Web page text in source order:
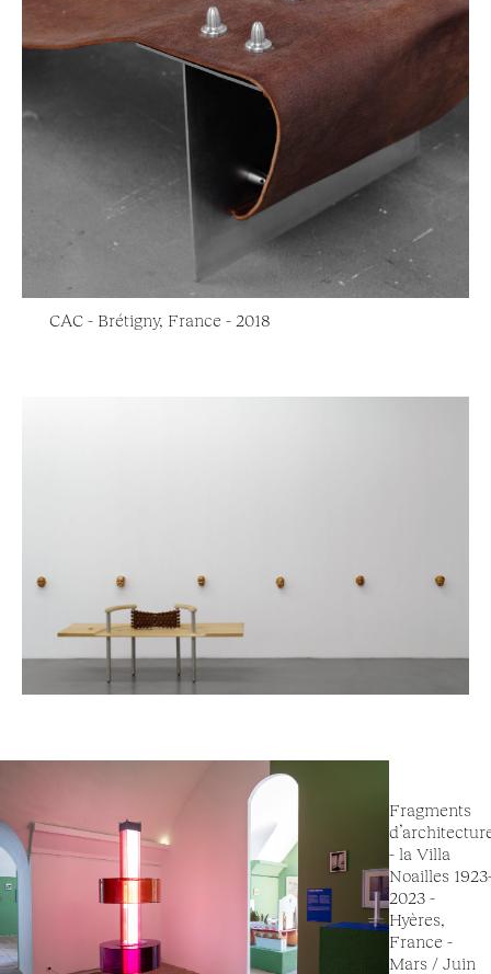
CAC - Brétigny, France - 2018
Fragments
- la Villa
Noailles
2023 -
Hyères,
France -
Mars / Juin